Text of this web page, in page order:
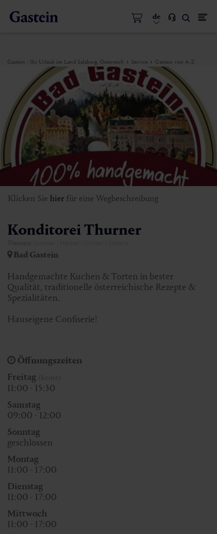
de
Gastein - Ihr Urlaub im Land Salzburg, Österreich Service Gastein von A-Z
Klicken Sie hier für eine Wegbeschreibung
Konditorei Thurner
Bad Gastein
Handgemachte Kuchen & Torten in bester
Qualität, traditionelle österreichische Rezepte &
Spezialitäten.
Hauseigene Confiserie!
Öffnungszeiten
Freitag
11:00 - 15:30
Samstag
09:00 - 12:00
Sonntag
geschlossen
Montag
11:00 - 17:00
Dienstag
11:00 - 17:00
Mittwoch
11:00 - 17:00